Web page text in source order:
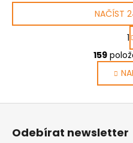
NAČÍST
1
159
Z
Odebírat newsletter